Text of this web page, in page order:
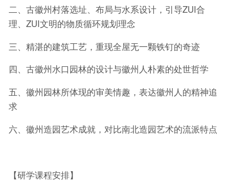
二、古徽州村落选址、布局与水系设计，引导ZUI合
理、ZUI文明的物质循环规划理念
三、精湛的建筑工艺，重现全屋无一颗铁钉的奇迹
四、古徽州水口园林的设计与徽州人朴素的处世哲学
五、徽州园林所体现的审美情趣，表达徽州人的精神追
求
六、徽州造园艺术成就，对比南北造园艺术的流派特点
【研学课程安排】